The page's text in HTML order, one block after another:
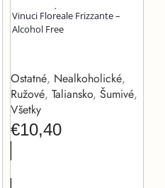
VYPREDANÉ
Vinuci Floreale Frizzante –
Alcohol Free
Ostatné, Nealkoholické,
Ružové, Taliansko, Šumivé,
Všetky
€10,40